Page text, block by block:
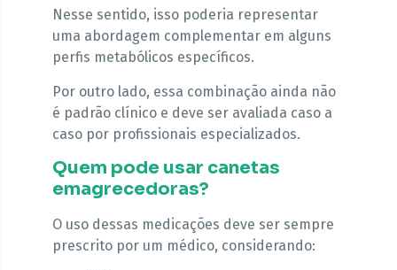
Nesse sentido, isso poderia representar
uma abordagem complementar em alguns
perfis metabólicos específicos.
Por outro lado, essa combinação ainda não
é padrão clínico e deve ser avaliada caso a
caso por profissionais especializados.
Quem pode usar canetas
emagrecedoras?
O uso dessas medicações deve ser sempre
prescrito por um médico, considerando: